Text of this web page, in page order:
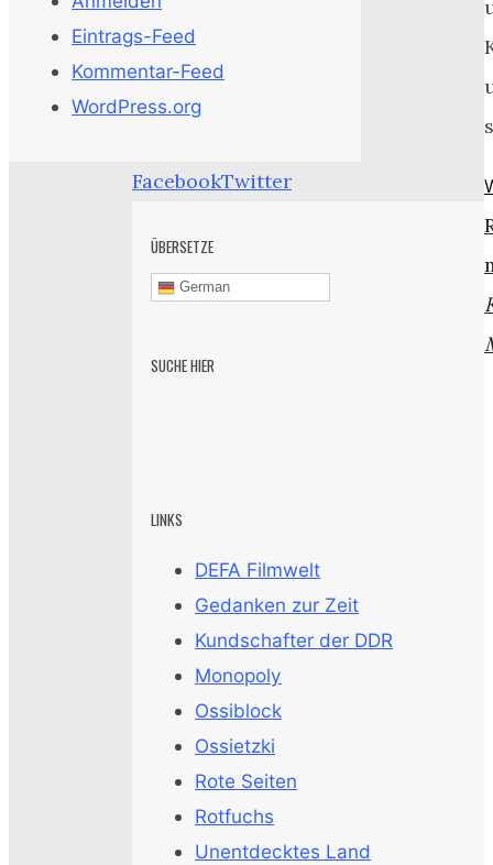
Eintrags-Feed
Kommentar-Feed
WordPress.org
FacebookTwitter
ÜBERSETZE
German
SUCHE HIER
LINKS
DEFA Filmwelt
Gedanken zur Zeit
Kundschafter der DDR
Monopoly
Ossiblock
Ossietzki
Rote Seiten
Rotfuchs
Unentdecktes Land